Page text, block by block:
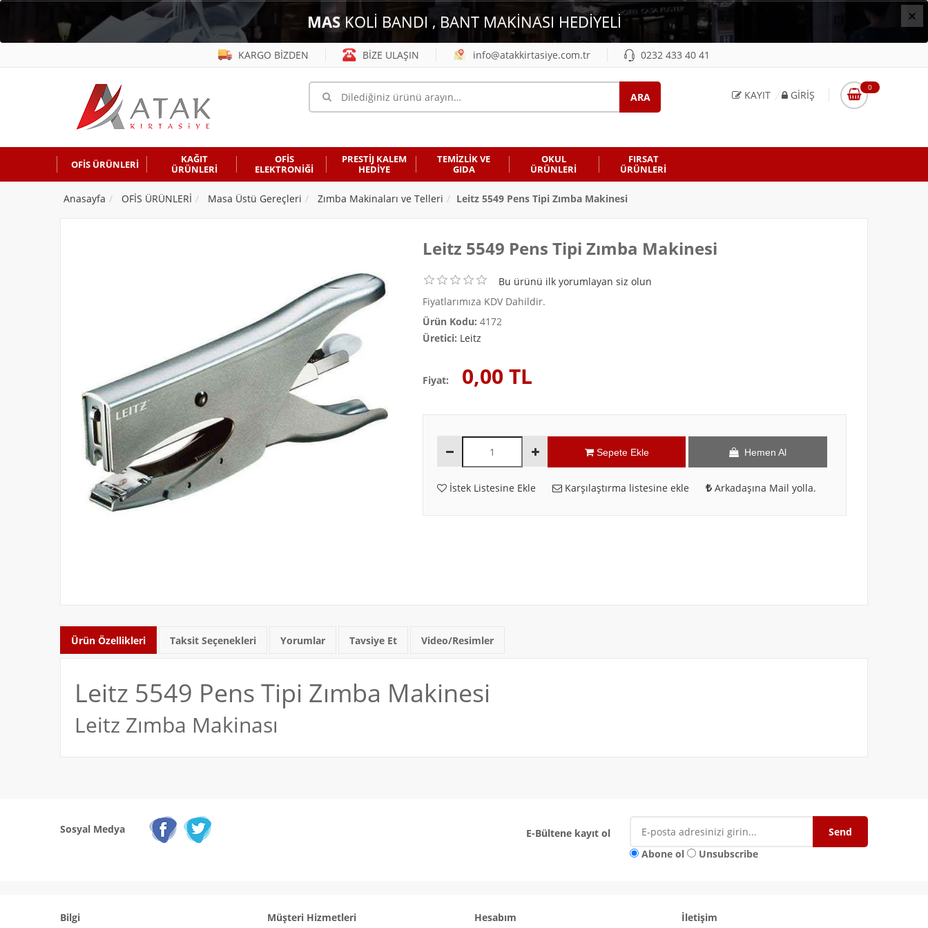
×
MASKOLİ BANDI , BANT MAKİNASI HEDİYELİ
KARGO BİZDEN BİZE ULAŞIN info@atakkirtasiye.com.tr 0232 433 40 41
KAYIT GIRIŞ
0
OFİS ÜRÜNLERİ
KAĞIT
ÜRÜNLERİ
OFİS
ELEKTRONİĞİ
PRESTİJ KALEM
HEDİYE
TEMİZLİK VE
GIDA
OKUL
ÜRÜNLERİ
FIRSAT
ÜRÜNLERI
Anasayfa OFİS ÜRÜNLERİ Masa Üstü Gereçleri Zımba Makinaları ve Telleri Leitz 5549 Pens Tipi Zımba Makinesi
Leitz 5549 Pens Tipi Zımba Makinesi
Bu ürünü ilk yorumlayan siz olun
Fiyatlarımıza KDV Dahildir.
Ürün Kodu: 4172
Üretici: Leitz
Fiyat: 0,00 TL
Sepete Ekle Hemen Al
İstek Listesine Ekle Karşılaştırma listesine ekle Arkadaşına Mail yolla.
Ürün Özellikleri Taksit Seçenekleri Yorumlar Tavsiye Et Video/Resimler
Leitz 5549 Pens Tipi Zımba Makinesi
Leitz Zımba Makinası
Sosyal Medya
E-Bültene kayıt ol
Abone ol
Unsubscribe
Bilgi Müşteri Hizmetleri Hesabım İletişim